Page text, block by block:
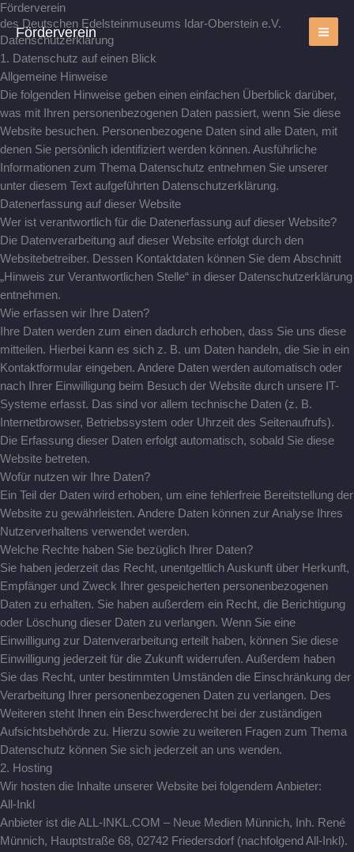
Zum
Inhalt
springen
Förderverein
Förderverein
des Deutschen Edelsteinmuseums Idar-Oberstein e.V.
Datenschutz­erklärung
1. Datenschutz auf einen Blick
Allgemeine Hinweise
Die folgenden Hinweise geben einen einfachen Überblick darüber,
was mit Ihren personenbezogenen Daten passiert, wenn Sie diese
Website besuchen. Personenbezogene Daten sind alle Daten, mit
denen Sie persönlich identifiziert werden können. Ausführliche
Informationen zum Thema Datenschutz entnehmen Sie unserer
unter diesem Text aufgeführten Datenschutzerklärung.
Datenerfassung auf dieser Website
Wer ist verantwortlich für die Datenerfassung auf dieser Website?
Die Datenverarbeitung auf dieser Website erfolgt durch den
Websitebetreiber. Dessen Kontaktdaten können Sie dem Abschnitt
„Hinweis zur Verantwortlichen Stelle“ in dieser Datenschutzerklärung
entnehmen.
Wie erfassen wir Ihre Daten?
Ihre Daten werden zum einen dadurch erhoben, dass Sie uns diese
mitteilen. Hierbei kann es sich z. B. um Daten handeln, die Sie in ein
Kontaktformular eingeben. Andere Daten werden automatisch oder
nach Ihrer Einwilligung beim Besuch der Website durch unsere IT-
Systeme erfasst. Das sind vor allem technische Daten (z. B.
Internetbrowser, Betriebssystem oder Uhrzeit des Seitenaufrufs).
Die Erfassung dieser Daten erfolgt automatisch, sobald Sie diese
Website betreten.
Wofür nutzen wir Ihre Daten?
Ein Teil der Daten wird erhoben, um eine fehlerfreie Bereitstellung der
Website zu gewährleisten. Andere Daten können zur Analyse Ihres
Nutzerverhaltens verwendet werden.
Welche Rechte haben Sie bezüglich Ihrer Daten?
Sie haben jederzeit das Recht, unentgeltlich Auskunft über Herkunft,
Empfänger und Zweck Ihrer gespeicherten personenbezogenen
Daten zu erhalten. Sie haben außerdem ein Recht, die Berichtigung
oder Löschung dieser Daten zu verlangen. Wenn Sie eine
Einwilligung zur Datenverarbeitung erteilt haben, können Sie diese
Einwilligung jederzeit für die Zukunft widerrufen. Außerdem haben
Sie das Recht, unter bestimmten Umständen die Einschränkung der
Verarbeitung Ihrer personenbezogenen Daten zu verlangen. Des
Weiteren steht Ihnen ein Beschwerderecht bei der zuständigen
Aufsichtsbehörde zu. Hierzu sowie zu weiteren Fragen zum Thema
Datenschutz können Sie sich jederzeit an uns wenden.
2. Hosting
Wir hosten die Inhalte unserer Website bei folgendem Anbieter:
All-Inkl
Anbieter ist die ALL-INKL.COM – Neue Medien Münnich, Inh. René
Münnich, Hauptstraße 68, 02742 Friedersdorf (nachfolgend All-Inkl).